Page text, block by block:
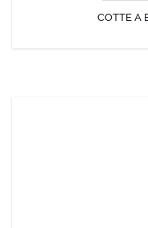
COTTE A
COTTE A
Cotte à bretelles en ciré